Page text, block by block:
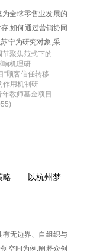
全球零售业发展的
,如何通过营销协同
宁为研究对象,采用
键因素以及营销协
隔与融合为基准构
型的营销协同战略
成本因素、生命周
身因素与外部环境
可操作性建议。
聚焦范式下的
响机理研
“顾客信任转移
作用机制研
教师基金项目
略——以杭州梦
无边界、自组织与
空间为例,阐释众创